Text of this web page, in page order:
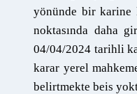
yönünde bir karine
noktasında daha
04/04/2024 tarihli
karar yerel
belirtmekte beis